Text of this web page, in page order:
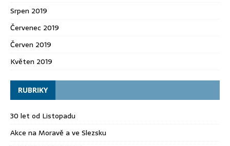
Srpen 2019
Červenec 2019
Červen 2019
Květen 2019
RUBRIKY
30 let od Listopadu
Akce na Moravě a ve Slezsku